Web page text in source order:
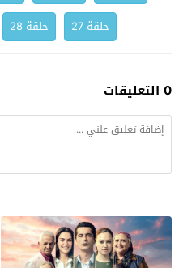
حلقة 27
حلقة 28
0 التعليقات